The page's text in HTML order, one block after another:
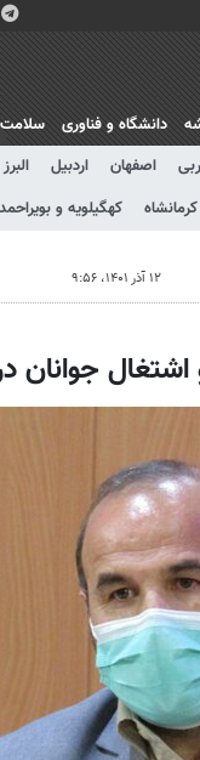
دانشگاه و فناوری سلامت
اصفهان اردبیل البرز
کرمانشاه کهگیلویه و بویراحمد
۱۲ آذر ۱۴۰۱، ۹:۵۶
جوانان